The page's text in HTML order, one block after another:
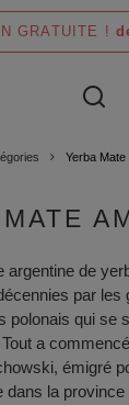
GRATUITE !
Yerba Mate
argentine de
par les
polonais qui se
a
émigré
dans la